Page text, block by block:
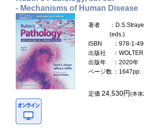
- Mechanisms of Human Disease
著者
：
(eds.)
ISBN
：978-1-
出版社
：
出版年
：2020年
ページ数 ：1647pp.
定価24,530円(本体